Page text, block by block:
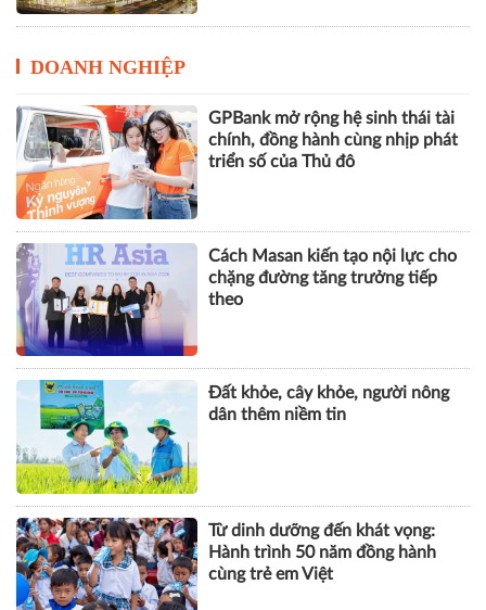
DOANH NGHIỆP
GPBank mở rộng hệ sinh thái tài
chính, đồng hành cùng nhịp phát
triển số của Thủ đô
Cách Masan kiến tạo nội lực cho
chặng đường tăng trưởng tiếp
theo
Đất khỏe, cây khỏe, người nông
dân thêm niềm tin
Từ dinh dưỡng đến khát vọng:
Hành trình 50 năm đồng hành
cùng trẻ em Việt